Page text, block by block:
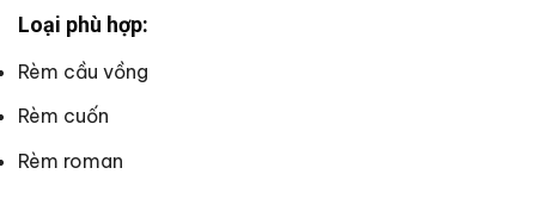
Loại phù hợp:
Rèm cầu vồng
Rèm cuốn
Rèm roman